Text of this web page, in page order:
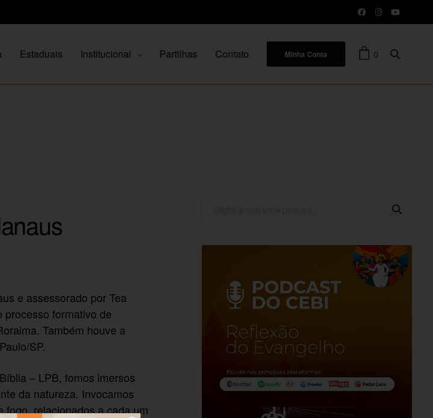
Estaduais Institucional Partilhas Contato Minha Conta 0
e assessorado por Tea
processo formativo de
Também houve a
SP.
– LPB, fomos imersos
da natureza. Invocamos
fogo, relacionados a cada um